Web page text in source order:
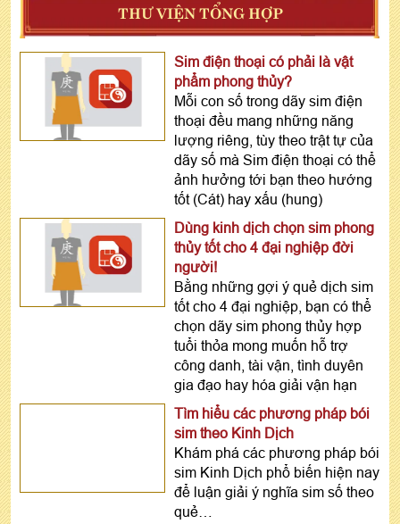
THƯ VIỆN TỔNG HỢP
Sim điện thoại có phải là vật
phẩm phong thủy?
Mỗi con số trong dãy sim điện
thoại đều mang những năng
lượng riêng, tùy theo trật tự của
dãy số mà Sim điện thoại có thể
ảnh hưởng tới bạn theo hướng
tốt (Cát) hay xấu (hung)
Dùng kinh dịch chọn sim phong
thủy tốt cho 4 đại nghiệp đời
người!
Bằng những gợi ý quẻ dịch sim
tốt cho 4 đại nghiệp, bạn có thể
chọn dãy sim phong thủy hợp
tuổi thỏa mong muốn hỗ trợ
công danh, tài vận, tình duyên
gia đạo hay hóa giải vận hạn
Tìm hiểu các phương pháp bói
sim theo Kinh Dịch
Khám phá các phương pháp bói
sim Kinh Dịch phổ biến hiện nay
để luận giải ý nghĩa sim số theo
quẻ…